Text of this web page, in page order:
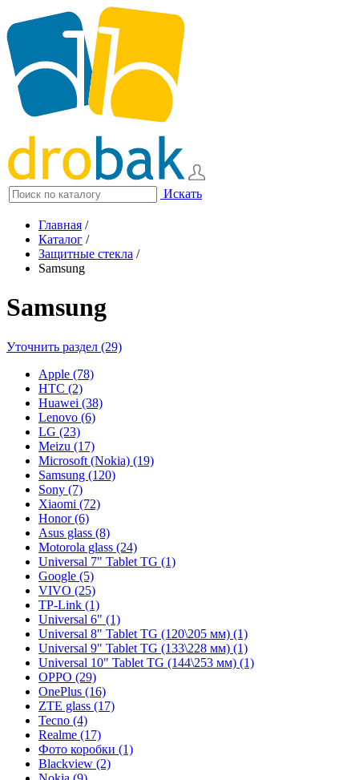
Искать
Главная /
Каталог /
Защитные стекла /
Samsung
Samsung
Уточнить раздел (29)
Apple (78)
HTC (2)
Huawei (38)
Lenovo (6)
LG (23)
Meizu (17)
Microsoft (Nokia) (19)
Samsung (120)
Sony (7)
Xiaomi (72)
Honor (6)
Asus glass (8)
Motorola glass (24)
Universal 7" Tablet TG (1)
Google (5)
VIVO (25)
TP-Link (1)
Universal 6" (1)
Universal 8" Tablet TG (120\205 мм) (1)
Universal 9" Tablet TG (133\228 мм) (1)
Universal 10" Tablet TG (144\253 мм) (1)
OPPO (29)
OnePlus (16)
ZTE glass (17)
Tecno (4)
Realme (17)
Фото коробки (1)
Blackview (2)